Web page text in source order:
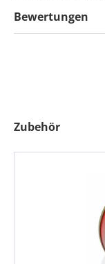
Bewertungen
Produktgalerie
Zubehör